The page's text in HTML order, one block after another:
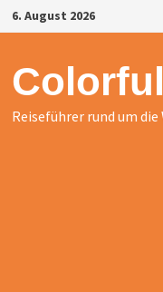
Zurück
zum
6. August 2026
Reiseführer rund um die